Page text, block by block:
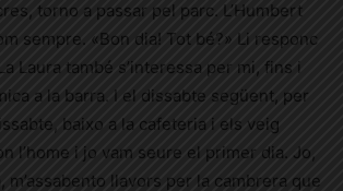
torno a passar pel parc. L’Humbert
sempre. «Bon dia! Tot bé?» Li responc
Laura també s’interessa per mi, fins i
a la barra. I el dissabte següent, per
baixo a la cafeteria i els veig
l’home i jo vam seure el primer dia. Jo,
m’assabento llavors per la cambrera que